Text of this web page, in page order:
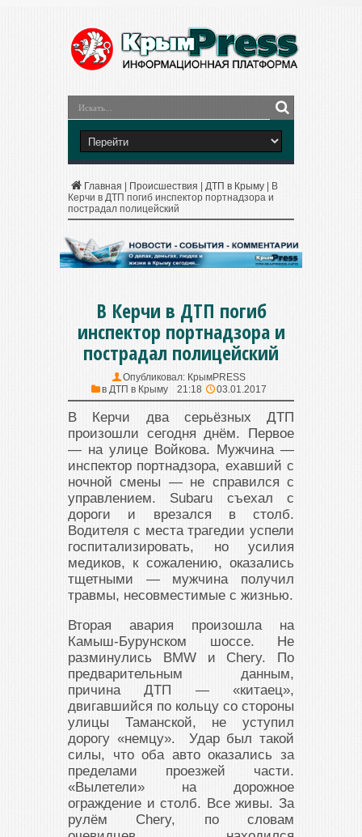
Главная Происшествия ДТП в Крыму
В
Керчи в ДТП погиб инспектор портнадзора и
пострадал полицейский
В Керчи в ДТП погиб
инспектор портнадзора и
пострадал полицейский
Опубликовал: КрымPRESS
в ДТП в Крыму 21:18 03.01.2017
В Керчи два серьёзных ДТП
произошли сегодня днём. Первое
— на улице Войкова. Мужчина —
инспектор портнадзора, ехавший с
ночной смены — не справился с
управлением. Subaru съехал с
дороги и врезался в столб.
Водителя с места трагедии успели
госпитализировать, но усилия
медиков, к сожалению, оказались
тщетными — мужчина получил
травмы, несовместимые с жизнью.
Вторая авария произошла на
Камыш-Бурунском шоссе. Не
разминулись BMW и Chery. По
предварительным данным,
причина ДТП — «китаец»,
двигавшийся по кольцу со стороны
улицы Таманской, не уступил
дорогу «немцу». Удар был такой
силы, что оба авто оказались за
пределами проезжей части.
«Вылетели» на дорожное
ограждение и столб. Все живы. За
рулём Chery, по словам